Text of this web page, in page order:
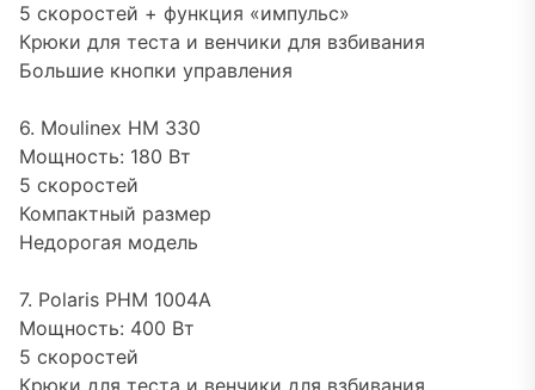
5 скоростей + функция «импульс»
Крюки для теста и венчики для взбивания
Большие кнопки управления
6. Moulinex HM 330
Мощность: 180 Вт
5 скоростей
Компактный размер
Недорогая модель
7. Polaris PHM 1004A
Мощность: 400 Вт
5 скоростей
Крюки для теста и венчики для взбивания